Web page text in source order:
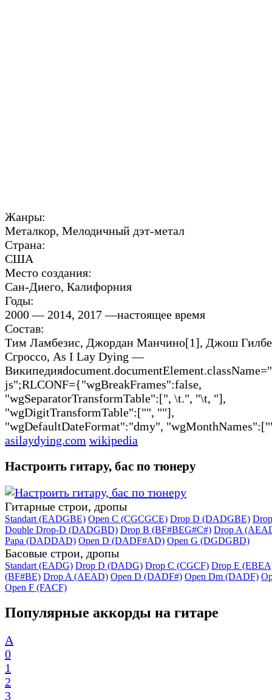
Жанры:
Металкор, Мелодичный дэт-метал
Страна:
США
Место создания:
Сан-Диего, Калифорния
Годы:
2000 — 2014, 2017 —настоящее время
Состав:
Тим Ламбезис, Джордан Манчино[1], Джош
Сгроссо, As I Lay Dying —
js";RLCONF={"wgBreakFrames":false,
"wgSeparatorTransformTable":[", \t.", "\t, "],
"wgDigitTransformTable":["", ""],
"wgDefaultDateFormat":"dmy",
asilaydying.com wikipedia
Настроить гитару, бас по тюнеру
Гитарные строи, дропы
Standart (EADGBE) Open C (CGCGCE) Drop D (DADGBE)
Double Drop-D (DADGBD) Drop B (BF#BEG#C#) Drop A
Papa (DADDAD) Open D (DADF#AD) Open G (DGDGBD)
Басовые строи, дропы
Standart (EADG) Drop D (DADG) Drop C (CGCF) Drop E
(BF#BE) Drop A (AEAD) Open D (DADF#) Open Dm (DADF)
Open F (FACF)
Популярные аккорды на гитаре
A
0
1
2
3